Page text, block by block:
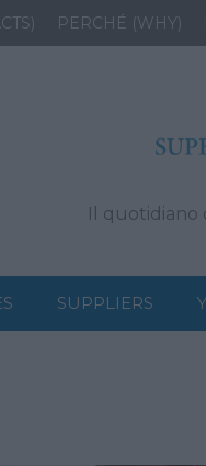
PERCHÉ (WHY)
Il quotidiano
SUPPLIERS